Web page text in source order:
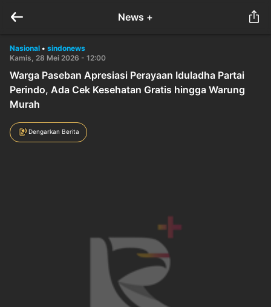
News +
Nasional • sindonews
Kamis, 28 Mei 2026 - 12:00
Warga Paseban Apresiasi Perayaan Iduladha Partai
Perindo, Ada Cek Kesehatan Gratis hingga Warung
Murah
Dengarkan Berita